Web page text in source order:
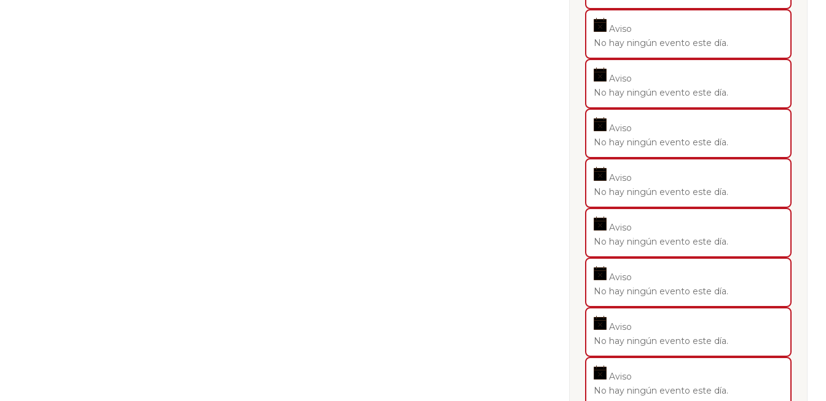
Aviso
No hay ningún evento este día.
Aviso
No hay ningún evento este día.
Aviso
No hay ningún evento este día.
Aviso
No hay ningún evento este día.
Aviso
No hay ningún evento este día.
Aviso
No hay ningún evento este día.
Aviso
No hay ningún evento este día.
Aviso
No hay ningún evento este día.